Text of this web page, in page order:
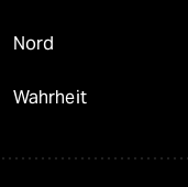
Nord
Wahrheit